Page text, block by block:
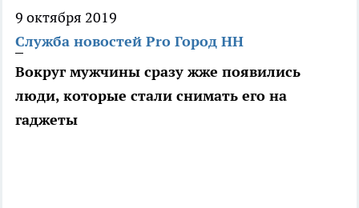
9 октября 2019
Служба новостей Pro Город НН
Вокруг мужчины сразу жже появились
люди, которые стали снимать его на
гаджеты